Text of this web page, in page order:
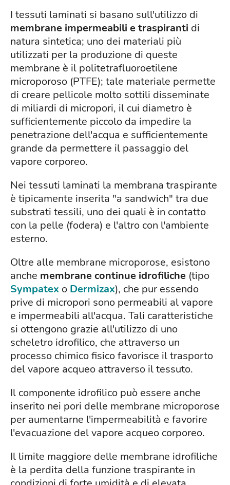
I tessuti laminati si basano sull'utilizzo di
membrane impermeabili e traspiranti di
natura sintetica; uno dei materiali più
utilizzati per la produzione di queste
membrane è il politetrafluoroetilene
microporoso (PTFE); tale materiale permette
di creare pellicole molto sottili disseminate
di miliardi di micropori, il cui diametro è
sufficientemente piccolo da impedire la
penetrazione dell'acqua e sufficientemente
grande da permettere il passaggio del
vapore corporeo.
Nei tessuti laminati la membrana traspirante
è tipicamente inserita "a sandwich" tra due
substrati tessili, uno dei quali è in contatto
con la pelle (fodera) e l'altro con l'ambiente
esterno.
Oltre alle membrane microporose, esistono
anche membrane continue idrofiliche (tipo
Sympatex o Dermizax), che pur essendo
prive di micropori sono permeabili al vapore
e impermeabili all'acqua. Tali caratteristiche
si ottengono grazie all'utilizzo di uno
scheletro idrofilico, che attraverso un
processo chimico fisico favorisce il trasporto
del vapore acqueo attraverso il tessuto.
Il componente idrofilico può essere anche
inserito nei pori delle membrane microporose
per aumentarne l'impermeabilità e favorire
l'evacuazione del vapore acqueo corporeo.
Il limite maggiore delle membrane idrofiliche
è la perdita della funzione traspirante in